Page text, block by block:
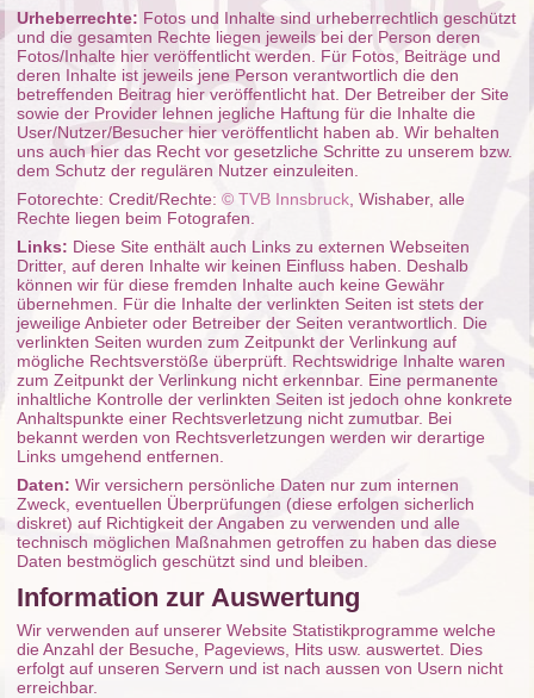
Urheberrechte: Fotos und Inhalte sind urheberrechtlich geschützt
und die gesamten Rechte liegen jeweils bei der Person deren
Fotos/Inhalte hier veröffentlicht werden. Für Fotos, Beiträge und
deren Inhalte ist jeweils jene Person verantwortlich die den
betreffenden Beitrag hier veröffentlicht hat. Der Betreiber der Site
sowie der Provider lehnen jegliche Haftung für die Inhalte die
User/Nutzer/Besucher hier veröffentlicht haben ab. Wir behalten
uns auch hier das Recht vor gesetzliche Schritte zu unserem bzw.
dem Schutz der regulären Nutzer einzuleiten.
Fotorechte: Credit/Rechte:© TVB Innsbruck , Wishaber, alle
Rechte liegen beim Fotografen.
Links: Diese Site enthält auch Links zu externen Webseiten
Dritter, auf deren Inhalte wir keinen Einfluss haben. Deshalb
können wir für diese fremden Inhalte auch keine Gewähr
übernehmen. Für die Inhalte der verlinkten Seiten ist stets der
jeweilige Anbieter oder Betreiber der Seiten verantwortlich. Die
verlinkten Seiten wurden zum Zeitpunkt der Verlinkung auf
mögliche Rechtsverstöße überprüft. Rechtswidrige Inhalte waren
zum Zeitpunkt der Verlinkung nicht erkennbar. Eine permanente
inhaltliche Kontrolle der verlinkten Seiten ist jedoch ohne konkrete
Anhaltspunkte einer Rechtsverletzung nicht zumutbar. Bei
bekannt werden von Rechtsverletzungen werden wir derartige
Links umgehend entfernen.
Daten: Wir versichern persönliche Daten nur zum internen
Zweck, eventuellen Überprüfungen (diese erfolgen sicherlich
diskret) auf Richtigkeit der Angaben zu verwenden und alle
technisch möglichen Maßnahmen getroffen zu haben das diese
Daten bestmöglich geschützt sind und bleiben.
Information zur Auswertung
Wir verwenden auf unserer Website Statistikprogramme welche
die Anzahl der Besuche, Pageviews, Hits usw. auswertet. Dies
erfolgt auf unseren Servern und ist nach aussen von Usern nicht
erreichbar.